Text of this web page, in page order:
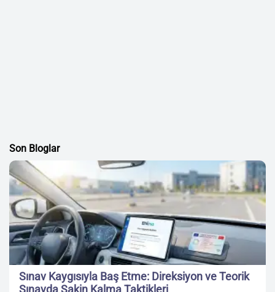
Son Bloglar
Sınav Kaygısıyla Baş Etme: Direksiyon ve Teorik